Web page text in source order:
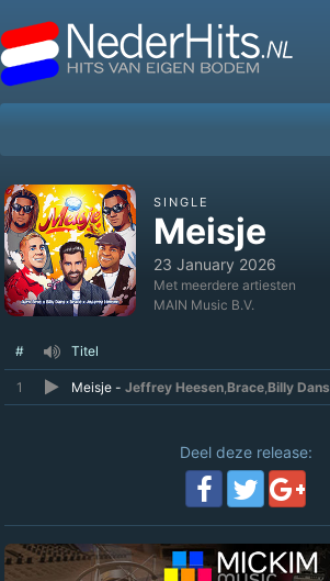
SINGLE
Meisje
23 January 2026
Met meerdere artiesten
MAIN Music B.V.
# Titel
1 Meisje - Jeffrey Heesen,Brace,Billy Dans
Deel deze release: